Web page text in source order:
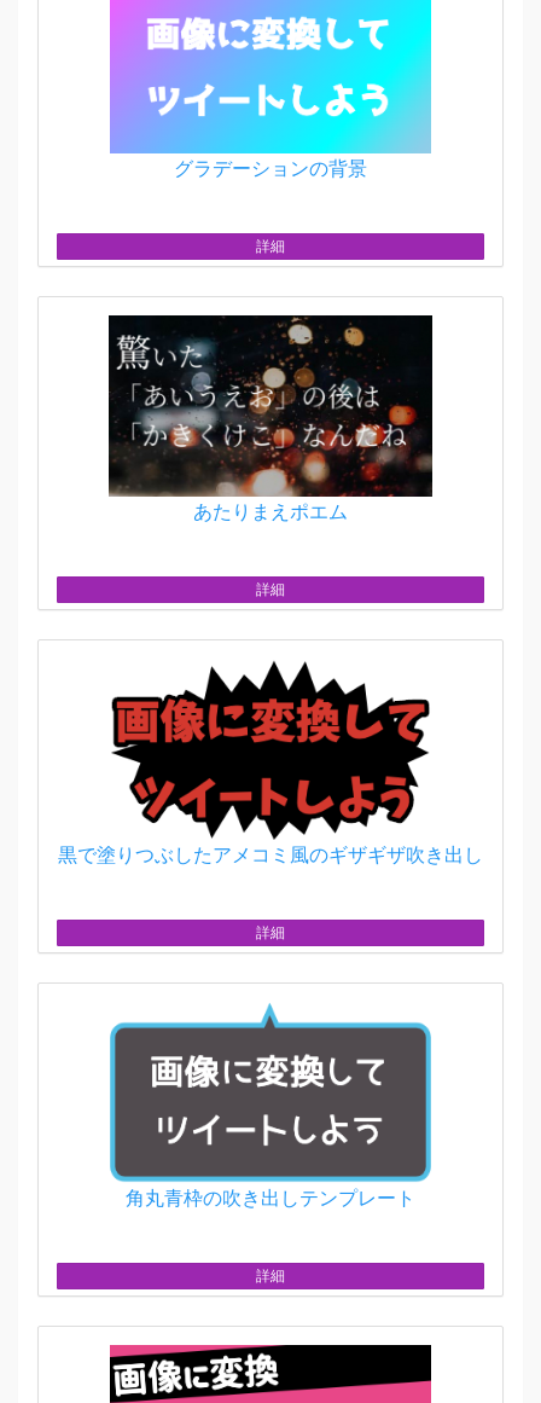
グラデーションの背景
詳細
あたりまえポエム
詳細
黒で塗りつぶしたアメコミ風のギザギザ吹き出し
詳細
角丸青枠の吹き出しテンプレート
詳細